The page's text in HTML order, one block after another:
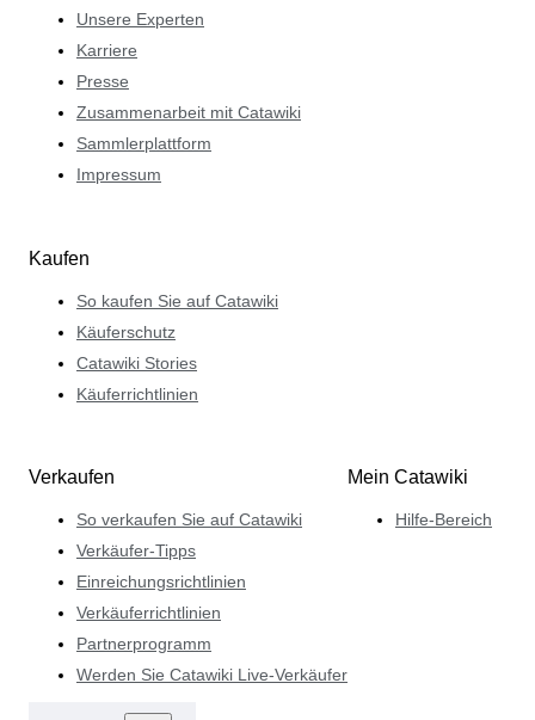
Unsere Experten
Karriere
Presse
Zusammenarbeit mit Catawiki
Sammlerplattform
Impressum
Kaufen
So kaufen Sie auf Catawiki
Käuferschutz
Catawiki Stories
Käuferrichtlinien
Verkaufen
So verkaufen Sie auf Catawiki
Verkäufer-Tipps
Einreichungsrichtlinien
Verkäuferrichtlinien
Partnerprogramm
Werden Sie Catawiki Live-Verkäufer
Mein Catawiki
Hilfe-Bereich